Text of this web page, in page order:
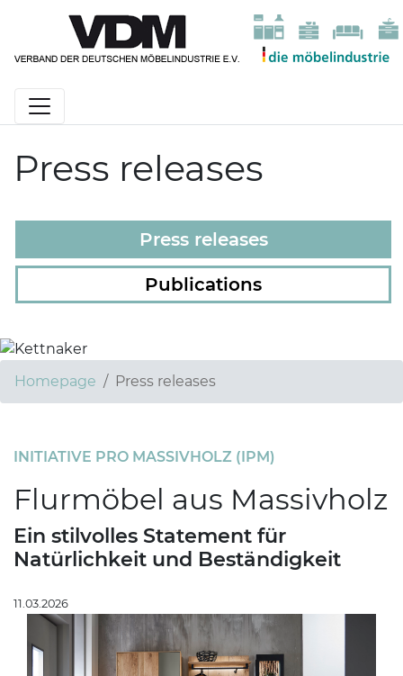
Press releases
Press releases
Publications
Homepage Press releases
INITIATIVE PRO MASSIVHOLZ (IPM)
Flurmöbel aus Massivholz
Ein stilvolles Statement für
Natürlichkeit und Beständigkeit
11.03.2026